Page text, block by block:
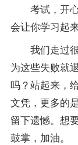
考试，开心
会让你学习起
我们走过很
为这些失败就
吗？站起来，
文凭，更多的
留下遗憾。想
鼓掌，加油。